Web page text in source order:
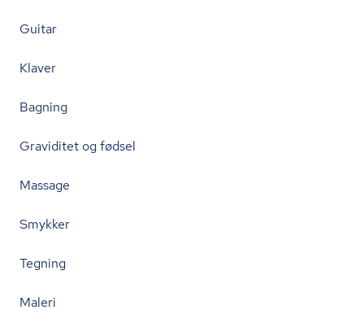
Guitar
Klaver
Bagning
Graviditet og fødsel
Massage
Smykker
Tegning
Maleri